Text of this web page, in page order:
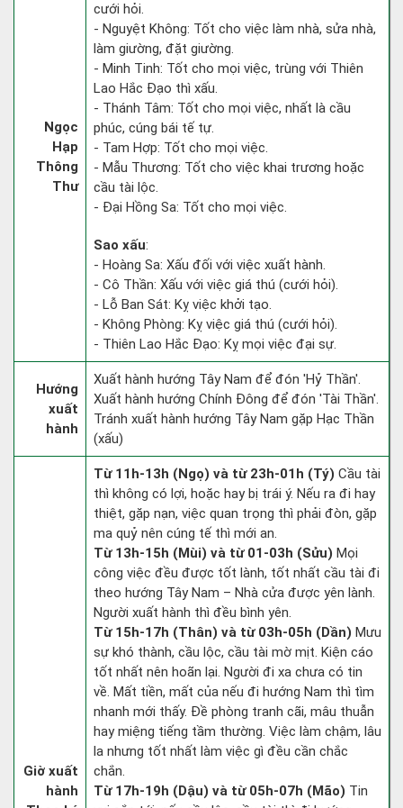
Ngọc
Hạp
Thông
Thư
cưới hỏi.
- Nguyệt Không: Tốt cho việc làm nhà, sửa nhà,
làm giường, đặt giường.
- Minh Tinh: Tốt cho mọi việc, trùng với Thiên
Lao Hắc Đạo thì xấu.
- Thánh Tâm: Tốt cho mọi việc, nhất là cầu
phúc, cúng bái tế tự.
- Tam Hợp: Tốt cho mọi việc.
- Mẫu Thương: Tốt cho việc khai trương hoặc
cầu tài lộc.
- Đại Hồng Sa: Tốt cho mọi việc.
Sao xấu:
- Hoàng Sa: Xấu đối với việc xuất hành.
- Cô Thần: Xấu với việc giá thú (cưới hỏi).
- Lỗ Ban Sát: Kỵ việc khởi tạo.
- Không Phòng: Kỵ việc giá thú (cưới hỏi).
- Thiên Lao Hắc Đạo: Kỵ mọi việc đại sự.
Hướng
xuất
hành
Xuất hành hướng Tây Nam để đón 'Hỷ Thần'.
Xuất hành hướng Chính Đông để đón 'Tài Thần'.
Tránh xuất hành hướng Tây Nam gặp Hạc Thần
(xấu)
Giờ xuất
hành
Từ 11h-13h (Ngọ) và từ 23h-01h (Tý) Cầu tài
thì không có lợi, hoặc hay bị trái ý. Nếu ra đi hay
thiệt, gặp nạn, việc quan trọng thì phải đòn, gặp
ma quỷ nên cúng tế thì mới an.
Từ 13h-15h (Mùi) và từ 01-03h (Sửu) Mọi
công việc đều được tốt lành, tốt nhất cầu tài đi
theo hướng Tây Nam – Nhà cửa được yên lành.
Người xuất hành thì đều bình yên.
Từ 15h-17h (Thân) và từ 03h-05h (Dần) Mưu
sự khó thành, cầu lộc, cầu tài mờ mịt. Kiện cáo
tốt nhất nên hoãn lại. Người đi xa chưa có tin
về. Mất tiền, mất của nếu đi hướng Nam thì tìm
nhanh mới thấy. Đề phòng tranh cãi, mâu thuẫn
hay miệng tiếng tầm thường. Việc làm chậm, lâu
la nhưng tốt nhất làm việc gì đều cần chắc
chắn.
Từ 17h-19h (Dậu) và từ 05h-07h (Mão) Tin